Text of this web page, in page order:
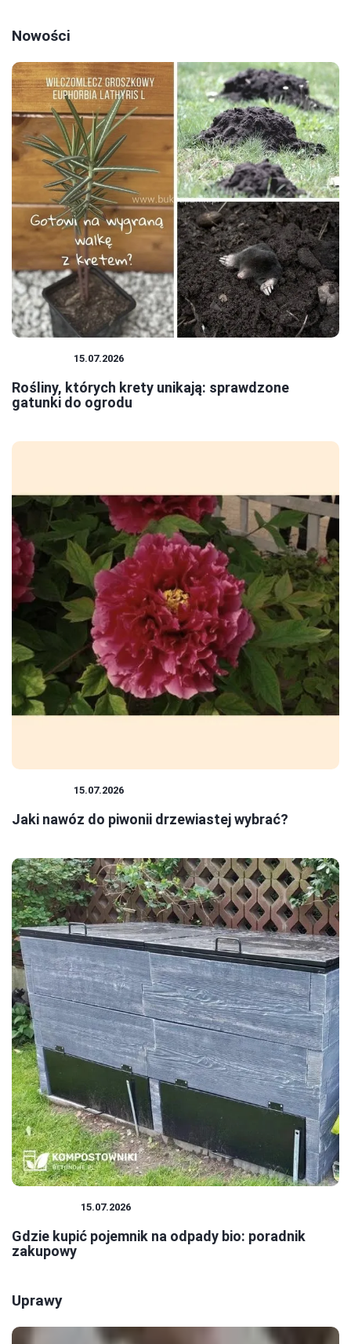
Nowości
15.07.2026
Rośliny, których krety unikają: sprawdzone
gatunki do ogrodu
15.07.2026
Jaki nawóz do piwonii drzewiastej wybrać?
15.07.2026
Gdzie kupić pojemnik na odpady bio: poradnik
zakupowy
Uprawy